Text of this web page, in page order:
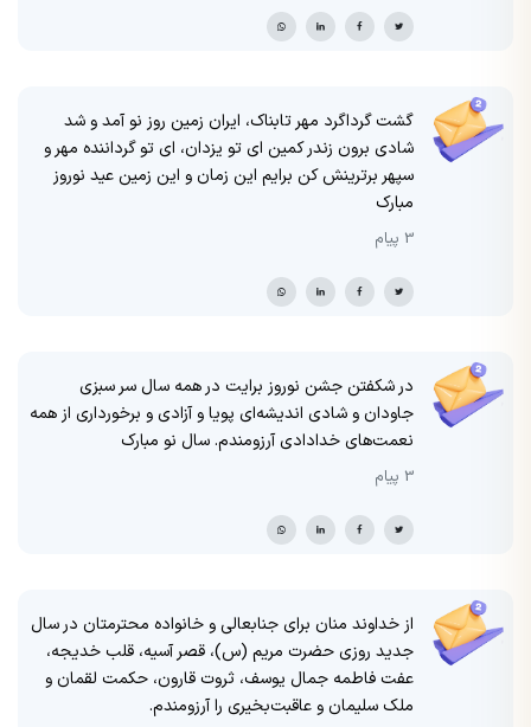
گشت گرداگرد مهر تابناک، ایران زمین روز نو آمد و شد
شادی برون زندر کمین ای تو یزدان، ای تو گرداننده مهر و
سپهر برترینش کن برایم این زمان و این زمین عید نوروز
مبارک
3 پیام
در شکفتن جشن نوروز برایت در همه سال سر سبزی
جاودان و شادی اندیشه‌ای پویا و آزادی و برخورداری از همه
نعمت‌های خدادادی آرزومندم. سال نو مبارک
3 پیام
از خداوند منان برای جنابعالی و خانواده محترمتان در سال
جدید روزی حضرت مریم (س)، قصر آسیه، قلب خدیجه،
عفت فاطمه جمال یوسف، ثروت قارون، حکمت لقمان و
ملک سلیمان و عاقبت‌‌بخیری را آرزومندم.